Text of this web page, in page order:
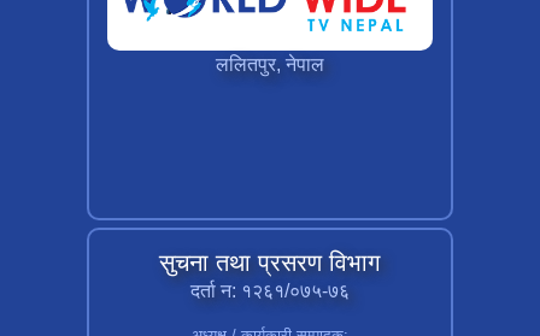
ललितपुर, नेपाल
सुचना तथा प्रसरण विभाग
दर्ता न: १२६१/०७५-७६